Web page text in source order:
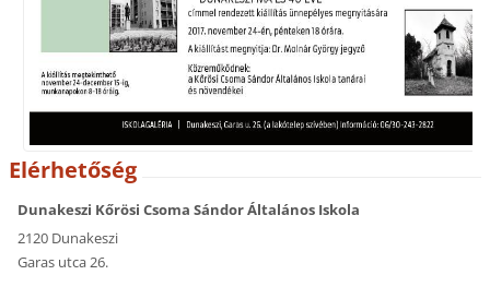
Elérhetőség
Dunakeszi Kőrösi Csoma Sándor Általános Iskola
2120 Dunakeszi
Garas utca 26.